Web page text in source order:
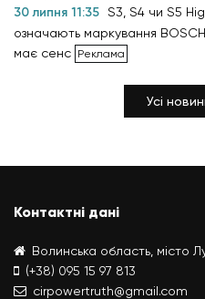
30 липня 11:35 S3, S4 чи S5
означають маркування
має сенс
Усі
Контактні дані
Волинська область, місто
(+38) 095 15 97 813
cirpowertruth@gmail.com